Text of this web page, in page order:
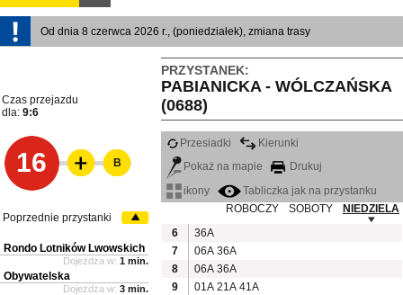
Od dnia 8 czerwca 2026 r., (poniedziałek), zmiana trasy
PRZYSTANEK:
PABIANICKA - WÓLCZAŃSKA
(0688)
Czas przejazdu
dla: 9:6
16
Przesiadki
Kierunki
Pokaż na mapie
Drukuj
ikony
Tabliczka jak na przystanku
ROBOCZY
SOBOTY
NIEDZIELA
6
36A
7
06A 36A
8
06A 36A
9
01A 21A 41A
B
Poprzednie przystanki
Rondo Lotników Lwowskich
Dojeżdża w: 1 min.
Obywatelska
Dojeżdża w: 3 min.